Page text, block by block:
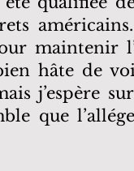
maintenir
bien hâte de
j’espère
que